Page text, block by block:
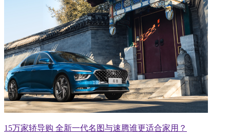
15万家轿导购 全新一代名图与速腾谁更适合家用？